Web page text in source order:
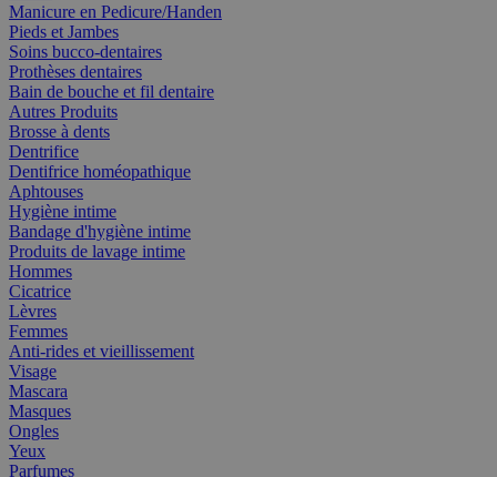
Manicure en Pedicure/Handen
Pieds et Jambes
Soins bucco-dentaires
Prothèses dentaires
Bain de bouche et fil dentaire
Autres Produits
Brosse à dents
Dentrifice
Dentifrice homéopathique
Aphtouses
Hygiène intime
Bandage d'hygiène intime
Produits de lavage intime
Hommes
Cicatrice
Lèvres
Femmes
Anti-rides et vieillissement
Visage
Mascara
Masques
Ongles
Yeux
Parfumes